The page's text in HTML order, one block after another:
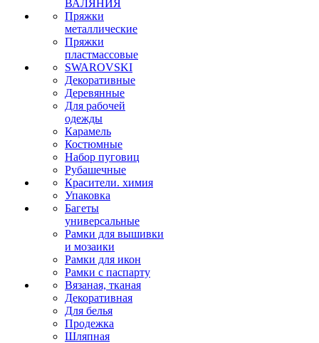
ВАЛЯНИЯ
Пряжки
металлические
Пряжки
пластмассовые
SWAROVSKI
Декоративные
Деревянные
Для рабочей
одежды
Карамель
Костюмные
Набор пуговиц
Рубашечные
Красители. химия
Упаковка
Багеты
универсальные
Рамки для вышивки
и мозаики
Рамки для икон
Рамки с паспарту
Вязаная, тканая
Декоративная
Для белья
Продежка
Шляпная